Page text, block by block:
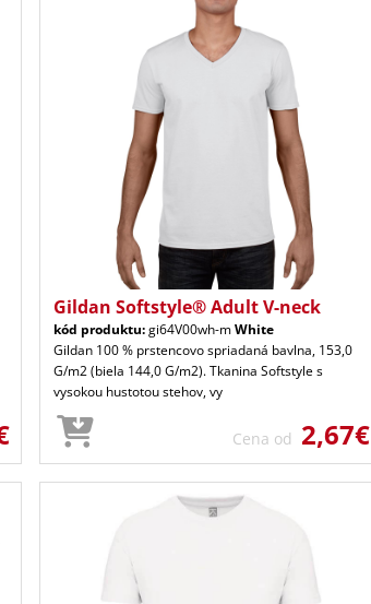
Gildan Softstyle® Adult V-neck
kód produktu:gi64V00wh-mWhite
Gildan 100 % prstencovo spriadaná bavlna, 153,0
G/m2 (biela 144,0 G/m2). Tkanina Softstyle s
vysokou hustotou stehov, vy
Cena od 2,67€